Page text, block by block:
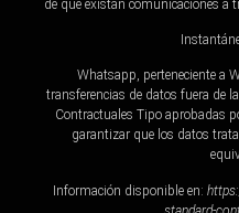
de que existan comunicaciones a
Whatsapp, perteneciente a
transferencias de datos fuera de
Contractuales Tipo aprobadas
garantizar que los datos
Información disponible en: